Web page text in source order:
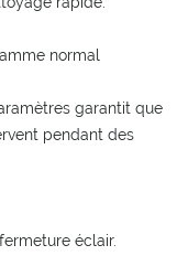
normal
garantit que
pendant des
éclair.